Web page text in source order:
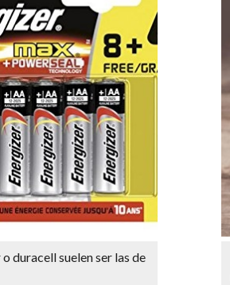
duracell suelen ser las de